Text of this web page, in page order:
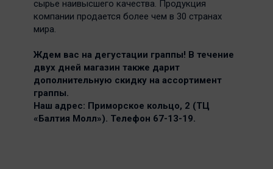
сырье наивысшего качества. Продукция
компании продается более чем в 30 странах
мира.
Ждем вас на дегустации граппы! В течение
двух дней магазин также дарит
дополнительную скидку на ассортимент
граппы.
Наш адрес: Приморское кольцо, 2 (ТЦ
«Балтия Молл»). Телефон 67-13-19.